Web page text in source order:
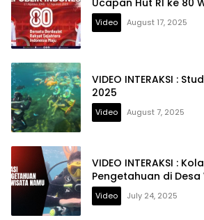
Video August 17, 2025
VIDEO INTERAKSI :
2025
Video August 7, 2025
VIDEO INTERAKSI :
Pengetahuan di Desa
Video July 24, 2025